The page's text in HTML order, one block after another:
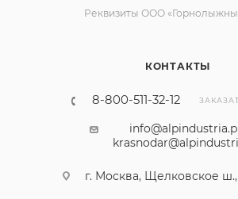
КОНТАКТЫ
8-800-511-32-12
г. Москва, Щелковское ш.,
Реквизиты ООО